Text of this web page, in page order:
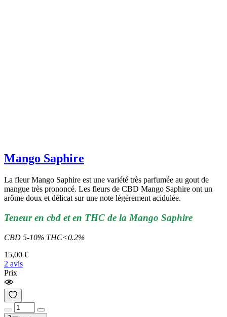
Mango Saphire
La fleur Mango Saphire est une variété très parfumée au gout de
mangue très prononcé. Les fleurs de CBD Mango Saphire ont un
arôme doux et délicat sur une note légèrement acidulée.
Teneur en cbd et en THC de la Mango Saphire
CBD 5-10% THC<0.2%
15,00 €
2 avis
Prix